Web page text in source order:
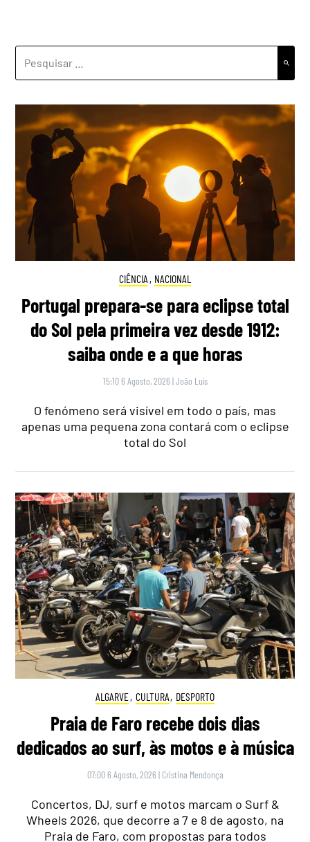
POR:
CIÊNCIA , NACIONAL
Portugal prepara-se para eclipse total
do Sol pela primeira vez desde 1912:
saiba onde e a que horas
15:10 6 Agosto, 2026 |João Luís
O fenómeno será visível em todo o país, mas
apenas uma pequena zona contará com o eclipse
total do Sol
ALGARVE, CULTURA, DESPORTO
Praia de Faro recebe dois dias
dedicados ao surf, às motos e à música
07:00 6 Agosto, 2026 | Cristina Mendonça
Concertos, DJ, surf e motos marcam o Surf &
Wheels 2026, que decorre a 7 e 8 de agosto, na
Praia de Faro, com propostas para todos